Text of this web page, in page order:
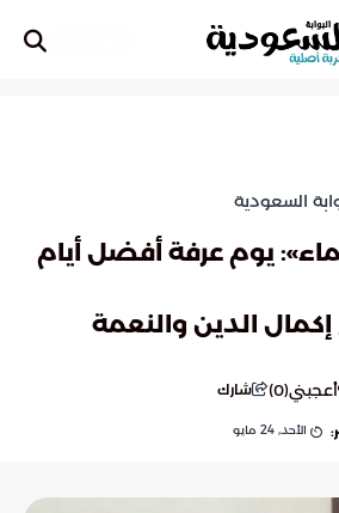
السعودية
يوم عرفة أفضل أيام
الدين والنعمة
أعجبني(
0
) شارك
الأحد, 24 مايو